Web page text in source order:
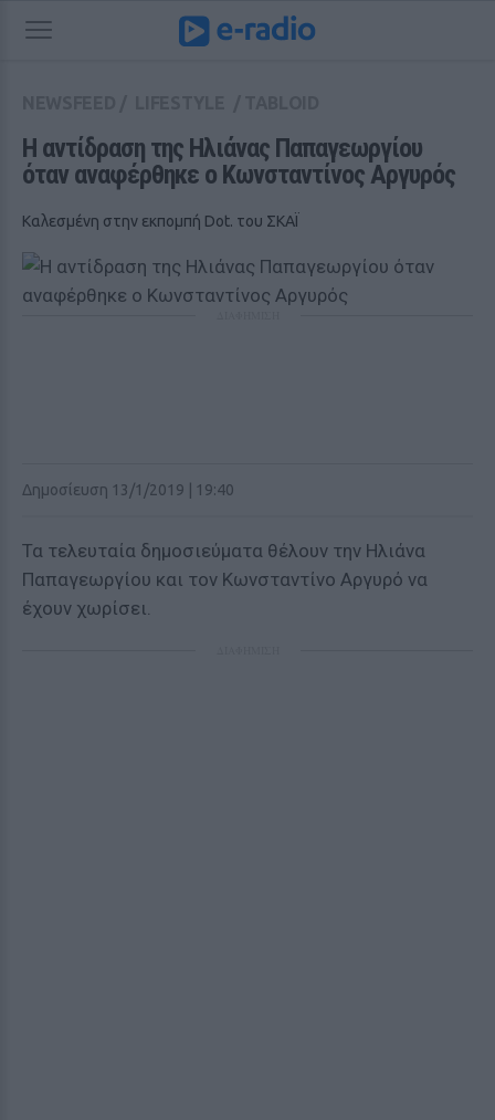
Η αντίδραση της Ηλιάνας Παπαγεωργίου
όταν αναφέρθηκε ο Κωνσταντίνος Αργυρός
Καλεσμένη στην εκπομπή Dot. του ΣΚΑΪ
Δημοσίευση 13/1/2019 | 19:40
Τα τελευταία δημοσιεύματα θέλουν την Hλιάνα
Παπαγεωργίου και τον Κωνσταντίνο Αργυρό να
έχουν χωρίσει.